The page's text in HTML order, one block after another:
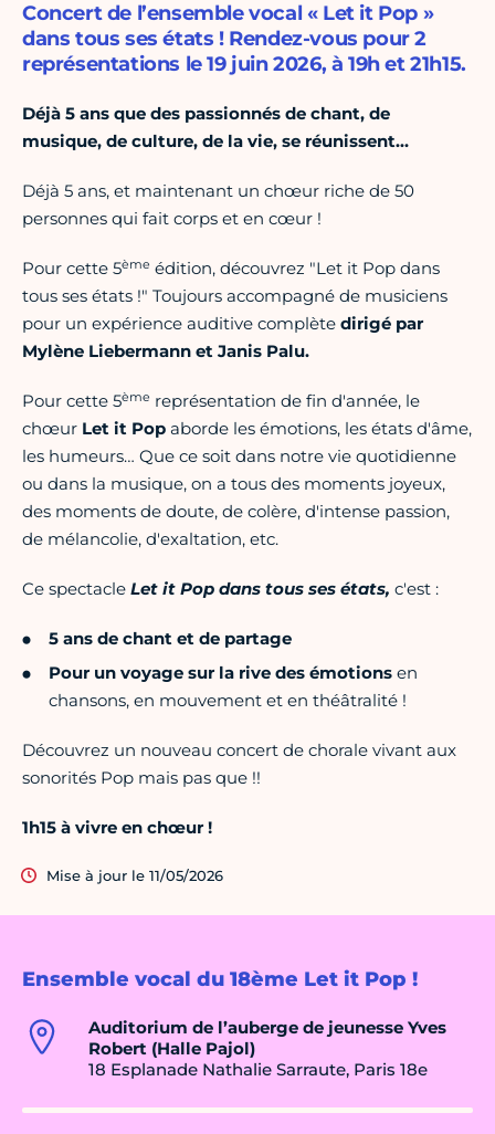
Ensemble vocal du 18ème Let it Pop !
Auditorium de l’auberge de jeunesse Yves
Robert (Halle Pajol)
18 Esplanade Nathalie Sarraute, Paris 18e
Concert de l’ensemble vocal « Let it Pop »
dans tous ses états ! Rendez-vous pour 2
représentations le 19 juin 2026, à 19h et 21h15.
Déjà 5 ans que des passionnés de chant, de
musique, de culture, de la vie, se réunissent…
Déjà 5 ans, et maintenant un chœur riche de 50
personnes qui fait corps et en cœur !
Pour cette 5ème édition, découvrez "Let it Pop dans
tous ses états !" Toujours accompagné de musiciens
pour un expérience auditive complète dirigé par
Mylène Liebermann et Janis Palu.
Pour cette 5ème représentation de fin d'année, le
chœur Let it Pop aborde les émotions, les états d'âme,
les humeurs… Que ce soit dans notre vie quotidienne
ou dans la musique, on a tous des moments joyeux,
des moments de doute, de colère, d'intense passion,
de mélancolie, d'exaltation, etc.
Ce spectacle Let it Pop dans tous ses états, c'est :
5 ans de chant et de partage
Pour un voyage sur la rive des émotions en
chansons, en mouvement et en théâtralité !
Découvrez un nouveau concert de chorale vivant aux
sonorités Pop mais pas que !!
1h15 à vivre en chœur !
Mise à jour le 11/05/2026